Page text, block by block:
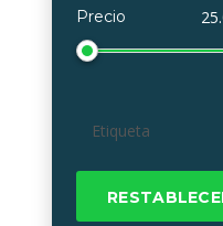
Precio
Etiqueta